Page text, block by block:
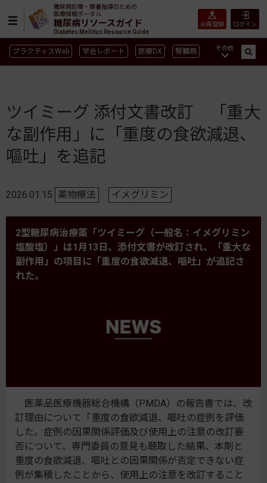
糖尿病診療・療養指導のための
医療情報ポータル
糖尿病リソースガイド
Diabetes Mellitus Resource Guide
ログイン
会員登録
プラクティスWeb 学会レポート 医療DX 腎臓病
インスリン製剤 薬物療法 食事療法 運動療法
合併症 ガイドライン
その他
ツイミーグ 添付文書改訂 「重大
な副作用」に「重度の食欲減退、
嘔吐」を追記
2026.01.15 薬物療法 イメグリミン
2型糖尿病治療薬「ツイミーグ（一般名：イメグリミン
塩酸塩）」は1月13日、添付文書が改訂され、「重大な
副作用」の項目に「重度の食欲減退、嘔吐」が追記さ
れた。
医薬品医療機器総合機構（PMDA）の報告書では、改
訂理由について「重度の食欲減退、嘔吐の症例を評価
した。症例の因果関係評価及び使用上の注意の改訂要
否について、専門委員の意見も聴取した結果、本剤と
重度の食欲減退、嘔吐との因果関係が否定できない症
例が集積したことから、使用上の注意を改訂すること